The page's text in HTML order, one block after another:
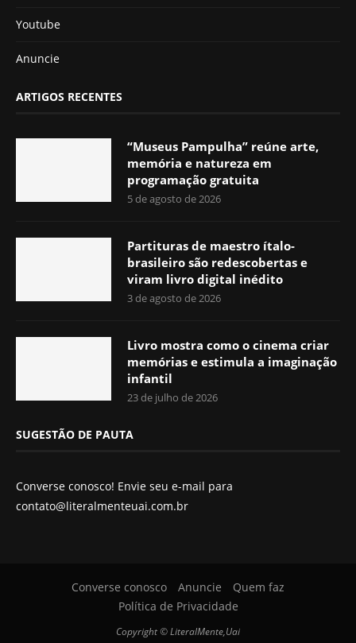
Youtube
Anuncie
ARTIGOS RECENTES
“Museus Pampulha” reúne arte,
memória e natureza em
programação gratuita
5 de agosto de 2026
Partituras de maestro ítalo-
brasileiro são redescobertas e
viram livro digital inédito
3 de agosto de 2026
Livro mostra como o cinema criar
memórias e estimula a imaginação
infantil
23 de julho de 2026
SUGESTÃO DE PAUTA
Converse conosco! Envie seu e-mail para
contato@literalmenteuai.com.br
Converse conosco Anuncie
Quem faz
Política de Privacidade
Copyright © LiteralMente,Uai